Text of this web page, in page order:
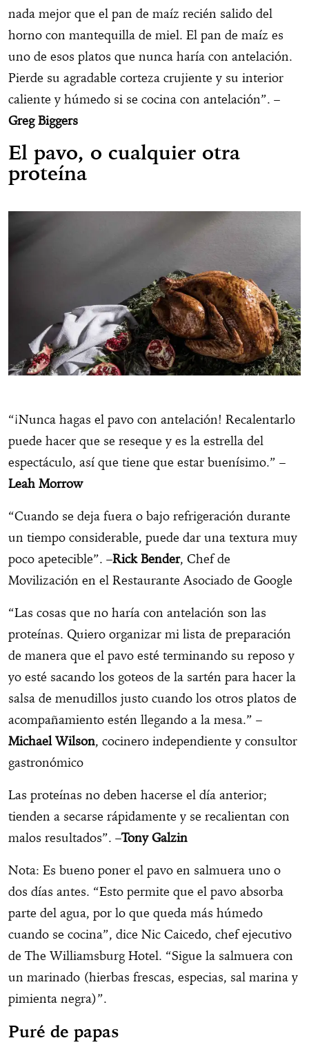
nada mejor que el pan de maíz recién salido del
horno con mantequilla de miel. El pan de maíz es
uno de esos platos que nunca haría con antelación.
Pierde su agradable corteza crujiente y su interior
caliente y húmedo si se cocina con antelación”. –
Greg Biggers
El pavo, o cualquier otra
proteína
“¡Nunca hagas el pavo con antelación! Recalentarlo
puede hacer que se reseque y es la estrella del
espectáculo, así que tiene que estar buenísimo.” –
Leah Morrow
“Cuando se deja fuera o bajo refrigeración durante
un tiempo considerable, puede dar una textura muy
poco apetecible”. –Rick Bender, Chef de
Movilización en el Restaurante Asociado de Google
“Las cosas que no haría con antelación son las
proteínas. Quiero organizar mi lista de preparación
de manera que el pavo esté terminando su reposo y
yo esté sacando los goteos de la sartén para hacer la
salsa de menudillos justo cuando los otros platos de
acompañamiento estén llegando a la mesa.” –
Michael Wilson, cocinero independiente y consultor
gastronómico
Las proteínas no deben hacerse el día anterior;
tienden a secarse rápidamente y se recalientan con
malos resultados”. –Tony Galzin
Nota: Es bueno poner el pavo en salmuera uno o
dos días antes. “Esto permite que el pavo absorba
parte del agua, por lo que queda más húmedo
cuando se cocina”, dice Nic Caicedo, chef ejecutivo
de The Williamsburg Hotel. “Sigue la salmuera con
un marinado (hierbas frescas, especias, sal marina y
pimienta negra)”.
Puré de papas